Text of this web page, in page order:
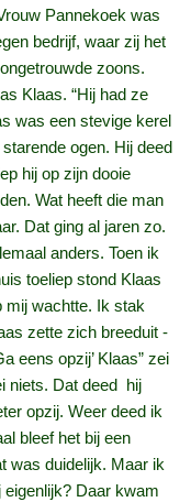
Pannekoek was
bedrijf, waar zij het
zoons.
Klaas. “Hij had ze
was een stevige kerel
ogen. Hij deed
hij op zijn dooie
Wat heeft die man
Dat ging al jaren zo.
anders. Toen ik
toeliep stond Klaas
mij wachtte. Ik stak
zette zich breeduit -
eens opzij’ Klaas” zei
niets. Dat deed hij
opzij. Weer deed ik
bleef het bij een
was duidelijk. Maar ik
eigenlijk? Daar kwam